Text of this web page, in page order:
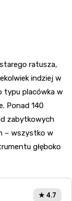
ratusza,
indziej w
typu placówka w
Ponad 140
zabytkowych
– wszystko w
głęboko
★ 4.7